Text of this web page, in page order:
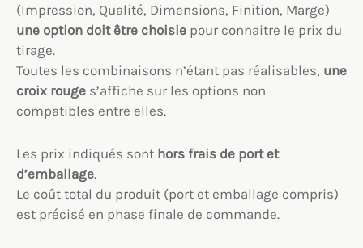
(Impression, Qualité, Dimensions, Finition, Marge)
une option doit être choisie pour connaitre le prix du
tirage.
Toutes les combinaisons n’étant pas réalisables, une
croix rouge s’affiche sur les options non
compatibles entre elles.
Les prix indiqués sont hors frais de port et
d’emballage.
Le coût total du produit (port et emballage compris)
est précisé en phase finale de commande.